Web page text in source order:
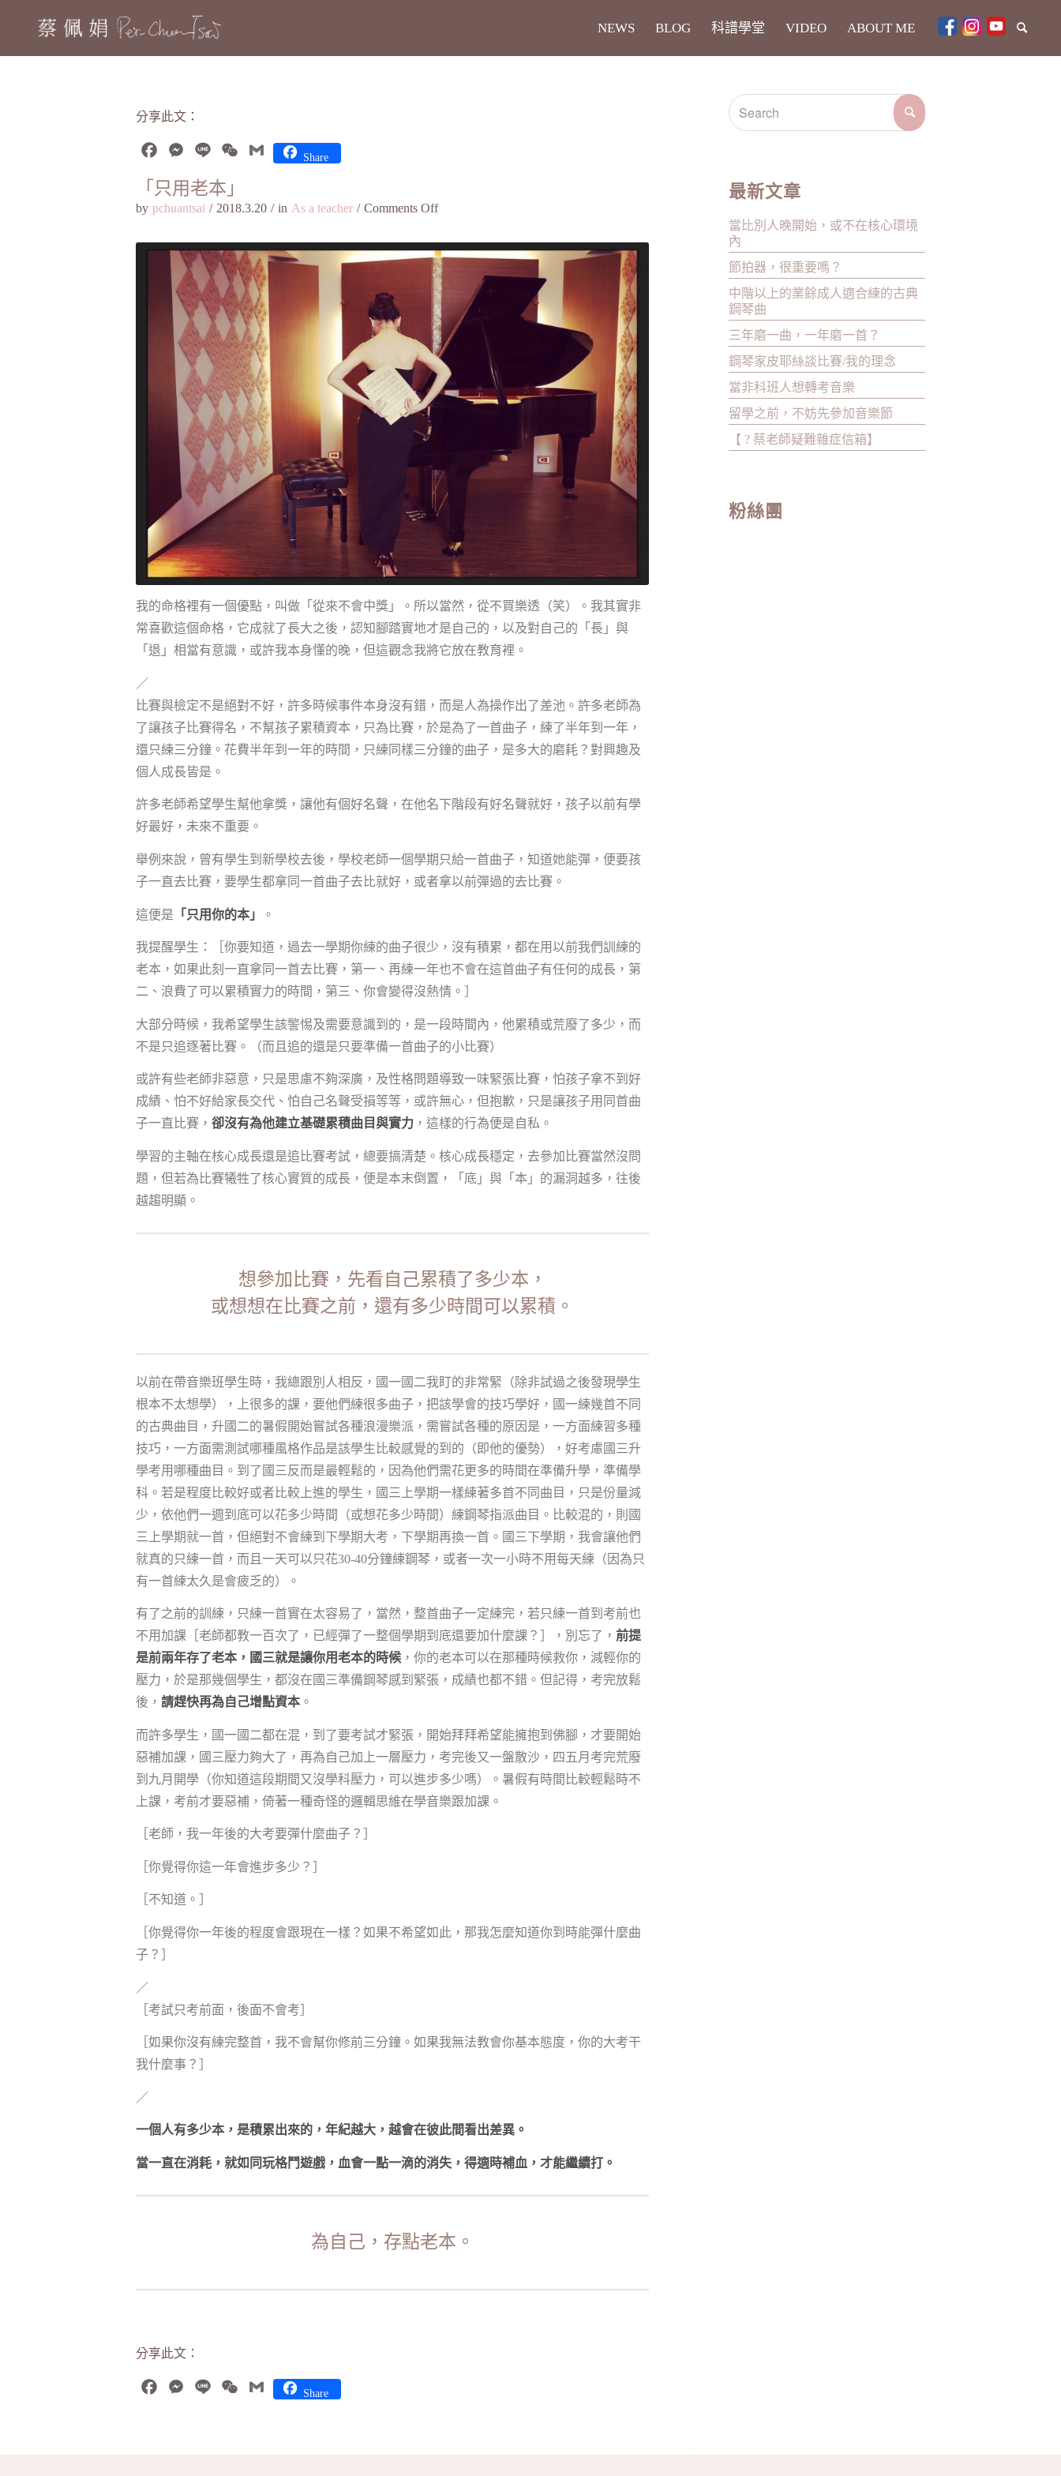
NEWS BLOG 科譜學堂 VIDEO ABOUT ME
分享此文：
FacebookMessenger
Line WeChatGmail
Share
「只用老本」
by pchuantsai / 2018.3.20 / in As a teacher / Comments Off
我的命格裡有一個優點，叫做「從來不會中獎」。所以當然，從不買樂透（笑）。我其實非
常喜歡這個命格，它成就了長大之後，認知腳踏實地才是自己的，以及對自己的「長」與
「退」相當有意識，或許我本身懂的晚，但這觀念我將它放在教育裡。
／
比賽與檢定不是絕對不好，許多時候事件本身沒有錯，而是人為操作出了差池。許多老師為
了讓孩子比賽得名，不幫孩子累積資本，只為比賽，於是為了一首曲子，練了半年到一年，
還只練三分鐘。花費半年到一年的時間，只練同樣三分鐘的曲子，是多大的磨耗？對興趣及
個人成長皆是。
許多老師希望學生幫他拿獎，讓他有個好名聲，在他名下階段有好名聲就好，孩子以前有學
好最好，未來不重要。
舉例來說，曾有學生到新學校去後，學校老師一個學期只給一首曲子，知道她能彈，便要孩
子一直去比賽，要學生都拿同一首曲子去比就好，或者拿以前彈過的去比賽。
這便是 「只用你的本」 。
我提醒學生：［你要知道，過去一學期你練的曲子很少，沒有積累，都在用以前我們訓練的
老本，如果此刻一直拿同一首去比賽，第一、再練一年也不會在這首曲子有任何的成長，第
二、浪費了可以累積實力的時間，第三、你會變得沒熱情。］
大部分時候，我希望學生該警惕及需要意識到的，是一段時間內，他累積或荒廢了多少，而
不是只追逐著比賽。（而且追的還是只要準備一首曲子的小比賽）
或許有些老師非惡意，只是思慮不夠深廣，及性格問題導致一味緊張比賽，怕孩子拿不到好
成績、怕不好給家長交代、怕自己名聲受損等等，或許無心，但抱歉，只是讓孩子用同首曲
子一直比賽， 卻沒有為他建立基礎累積曲目與實力 ，這樣的行為便是自私。
學習的主軸在核心成長還是追比賽考試，總要搞清楚。核心成長穩定，去參加比賽當然沒問
題，但若為比賽犧牲了核心實質的成長，便是本末倒置，「底」與「本」的漏洞越多，往後
越趨明顯。
想參加比賽，先看自己累積了多少本，
或想想在比賽之前，還有多少時間可以累積。
以前在帶音樂班學生時，我總跟別人相反，國一國二我盯的非常緊（除非試過之後發現學生
根本不太想學），上很多的課，要他們練很多曲子，把該學會的技巧學好，國一練幾首不同
的古典曲目，升國二的暑假開始嘗試各種浪漫樂派，需嘗試各種的原因是，一方面練習多種
技巧，一方面需測試哪種風格作品是該學生比較感覺的到的（即他的優勢），好考慮國三升
學考用哪種曲目。到了國三反而是最輕鬆的，因為他們需花更多的時間在準備升學，準備學
科。若是程度比較好或者比較上進的學生，國三上學期一樣練著多首不同曲目，只是份量減
少，依他們一週到底可以花多少時間（或想花多少時間）練鋼琴指派曲目。比較混的，則國
三上學期就一首，但絕對不會練到下學期大考，下學期再換一首。國三下學期，我會讓他們
就真的只練一首，而且一天可以只花30-40分鐘練鋼琴，或者一次一小時不用每天練（因為只
有一首練太久是會疲乏的）。
有了之前的訓練，只練一首實在太容易了，當然，整首曲子一定練完，若只練一首到考前也
不用加課［老師都教一百次了，已經彈了一整個學期到底還要加什麼課？］，別忘了， 前提
是前兩年存了老本，國三就是讓你用老本的時候 ，你的老本可以在那種時候救你，減輕你的
壓力，於是那幾個學生，都沒在國三準備鋼琴感到緊張，成績也都不錯。但記得，考完放鬆
後， 請趕快再為自己增點資本 。
而許多學生，國一國二都在混，到了要考試才緊張，開始拜拜希望能擁抱到佛腳，才要開始
惡補加課，國三壓力夠大了，再為自己加上一層壓力，考完後又一盤散沙，四五月考完荒廢
到九月開學（你知道這段期間又沒學科壓力，可以進步多少嗎）。暑假有時間比較輕鬆時不
上課，考前才要惡補，倚著一種奇怪的邏輯思維在學音樂跟加課。
［老師，我一年後的大考要彈什麼曲子？］
［你覺得你這一年會進步多少？］
［不知道。］
［你覺得你一年後的程度會跟現在一樣？如果不希望如此，那我怎麼知道你到時能彈什麼曲
子？］
／
［考試只考前面，後面不會考］
［如果你沒有練完整首，我不會幫你修前三分鐘。如果我無法教會你基本態度，你的大考干
我什麼事？］
／
一個人有多少本，是積累出來的，年紀越大，越會在彼此間看出差異。
當一直在消耗，就如同玩格鬥遊戲，血會一點一滴的消失，得適時補血，才能繼續打。
為自己，存點老本。
分享此文：
FacebookMessenger
Line WeChatGmail
Share
最新文章
當比別人晚開始，或不在核心環境
內
節拍器，很重要嗎？
中階以上的業餘成人適合練的古典
鋼琴曲
三年磨一曲，一年磨一首？
鋼琴家皮耶絲談比賽/我的理念
當非科班人想轉考音樂
留學之前，不妨先參加音樂節
【 ? 蔡老師疑難雜症信箱】
粉絲團